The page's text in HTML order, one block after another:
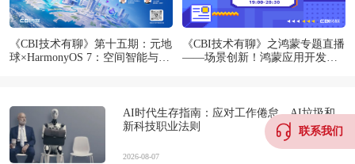
《CBI技术有聊》第十五期：元地
球×HarmonyOS 7：空间智能与端
《CBI技术有聊》之鸿蒙专题直播
——场景创新！鸿蒙应用开发实
AI时代生存指南：应对工作倦怠、AI垃圾和
新科技职业法则
2026-08-07
联系我们